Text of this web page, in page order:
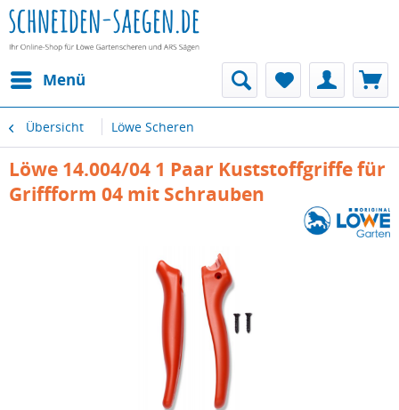
Menü
Übersicht Löwe Scheren
Löwe 14.004/04 1 Paar Kuststoffgriffe für
Griffform 04 mit Schrauben